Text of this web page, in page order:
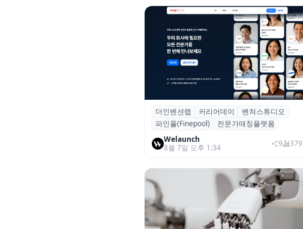
더인벤션랩·커리어데이, 스타트업 전문
가 매칭 플랫폼 ‘파인풀’ 출시
더인벤션랩 커리어데이
벤처스튜디오
파인풀(Finepool)
전문가매칭플랫폼
Welaunch
8월 7일 오후 1:34
9 379